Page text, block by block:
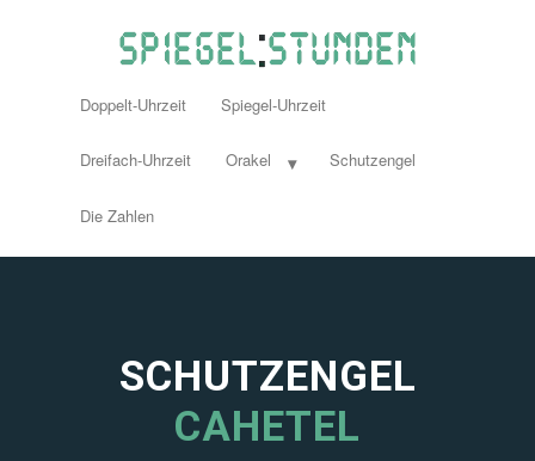
Doppelt-Uhrzeit Spiegel-Uhrzeit
Dreifach-Uhrzeit Orakel Schutzengel
Die Zahlen
SCHUTZENGEL
CAHETEL